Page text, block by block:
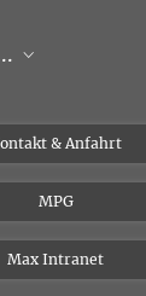
& Anfahrt
MPG
Max Intranet